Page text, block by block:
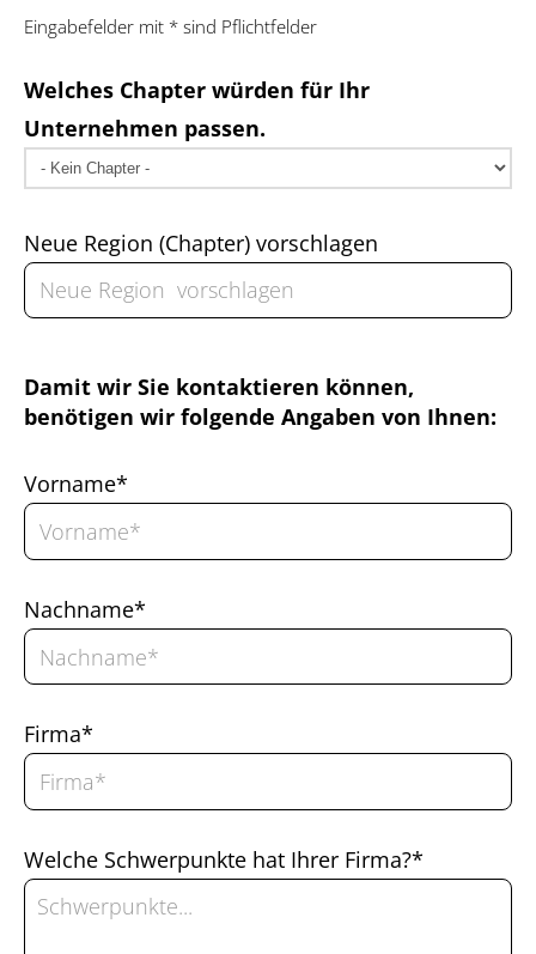
Eingabefelder mit * sind Pflichtfelder
Welches Chapter würden für Ihr
Unternehmen passen.
Neue Region (Chapter) vorschlagen
Damit wir Sie kontaktieren können,
benötigen wir folgende Angaben von Ihnen:
Vorname*
Nachname*
Firma*
Welche Schwerpunkte hat Ihrer Firma?*